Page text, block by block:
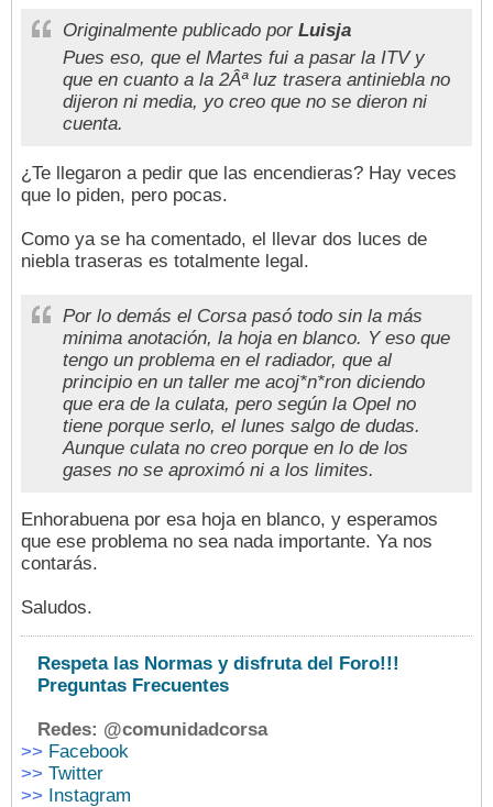
Originalmente publicado por Luisja
Pues eso, que el Martes fui a pasar la ITV y
que en cuanto a la 2Âª luz trasera antiniebla no
dijeron ni media, yo creo que no se dieron ni
cuenta.
¿Te llegaron a pedir que las encendieras? Hay veces
que lo piden, pero pocas.
Como ya se ha comentado, el llevar dos luces de
niebla traseras es totalmente legal.
Por lo demás el Corsa pasó todo sin la más
minima anotación, la hoja en blanco. Y eso que
tengo un problema en el radiador, que al
principio en un taller me acoj*n*ron diciendo
que era de la culata, pero según la Opel no
tiene porque serlo, el lunes salgo de dudas.
Aunque culata no creo porque en lo de los
gases no se aproximó ni a los limites.
Enhorabuena por esa hoja en blanco, y esperamos
que ese problema no sea nada importante. Ya nos
contarás.
Saludos.
Respeta las Normas y disfruta del Foro!!!
Preguntas Frecuentes
Redes: @comunidadcorsa
>> Facebook
>> Twitter
>> Instagram